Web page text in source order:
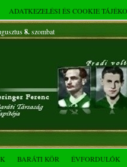
ADATKEZELÉSI ÉS COOKIE
8.szombat
BARÁTI KÖR ÉVFORDULÓK